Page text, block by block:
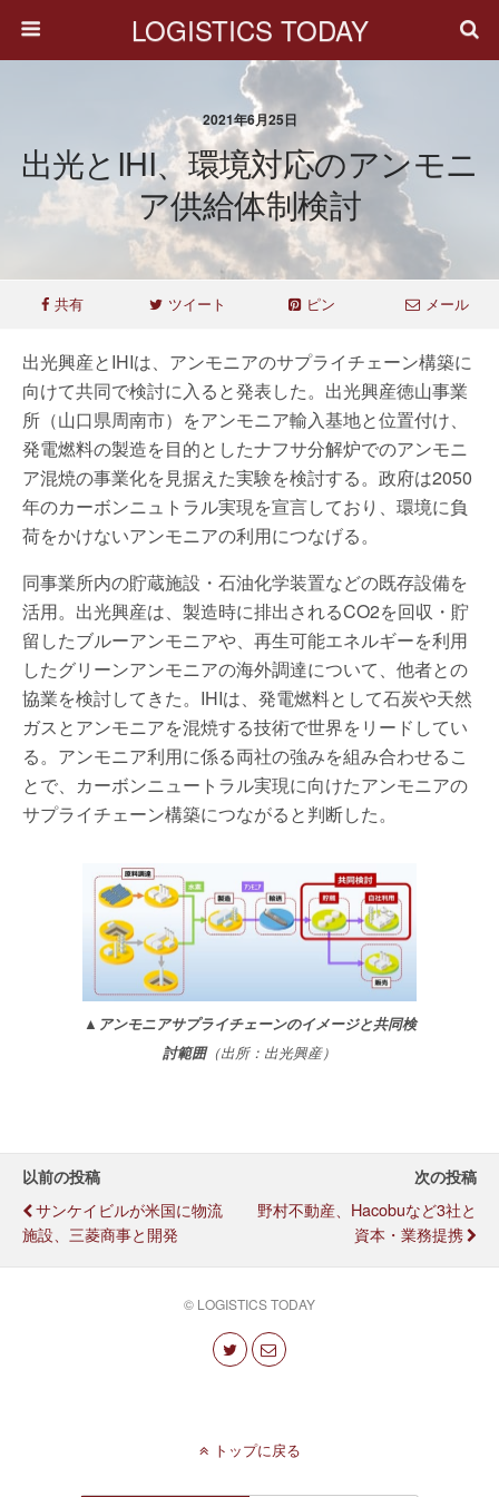
LOGISTICS TODAY
2021年6月25日
出光とIHI、環境対応のアンモニ
ア供給体制検討
共有 ツイート ピン メール
出光興産とIHIは、アンモニアのサプライチェーン構築に
向けて共同で検討に入ると発表した。出光興産徳山事業
所（山口県周南市）をアンモニア輸入基地と位置付け、
発電燃料の製造を目的としたナフサ分解炉でのアンモニ
ア混焼の事業化を見据えた実験を検討する。政府は2050
年のカーボンニュトラル実現を宣言しており、環境に負
荷をかけないアンモニアの利用につなげる。
同事業所内の貯蔵施設・石油化学装置などの既存設備を
活用。出光興産は、製造時に排出されるCO2を回収・貯
留したブルーアンモニアや、再生可能エネルギーを利用
したグリーンアンモニアの海外調達について、他者との
協業を検討してきた。IHIは、発電燃料として石炭や天然
ガスとアンモニアを混焼する技術で世界をリードしてい
る。アンモニア利用に係る両社の強みを組み合わせるこ
とで、カーボンニュートラル実現に向けたアンモニアの
サプライチェーン構築につながると判断した。
▲アンモニアサプライチェーンのイメージと共同検
討範囲（出所：出光興産）
以前の投稿
サンケイビルが米国に物流
施設、三菱商事と開発
次の投稿
野村不動産、Hacobuなど3社と
資本・業務提携
© LOGISTICS TODAY
トップに戻る